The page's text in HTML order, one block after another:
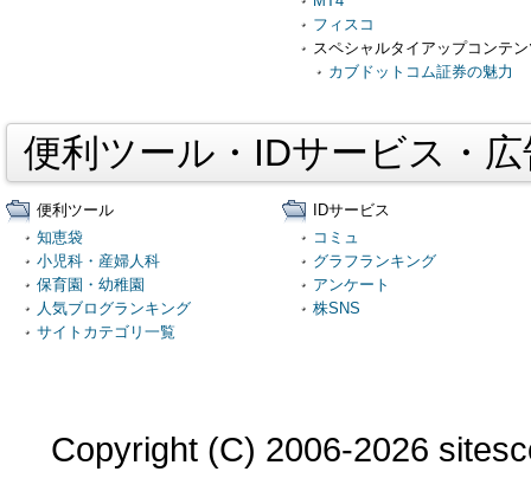
フィスコ
スペシャルタイアップコンテ
カブドットコム証券の魅力
便利ツール・IDサービス・
便利ツール
知恵袋
小児科・産婦人科
保育園・幼稚園
人気ブログランキング
サイトカテゴリ一覧
IDサービス
コミュ
グラフランキング
アンケート
株SNS
Copyright (C) 2006-2026